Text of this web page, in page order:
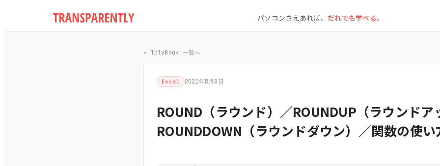
パソコンさえあれば、 だれでも学べる。
← TplyBook 一覧へ
Excel 2021年8月8日
ROUND（ラウンド）／ROUNDUP（ラウンドア
ROUNDDOWN（ラウンドダウン）／関数の使い